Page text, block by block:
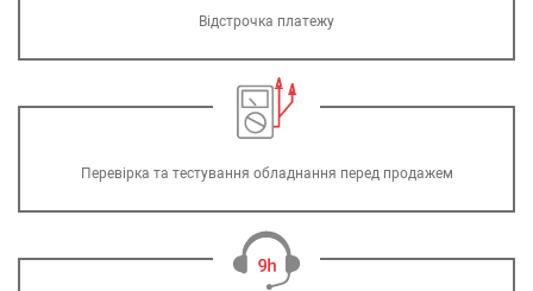
Відстрочка платежу
Перевірка та тестування обладнання перед продажем